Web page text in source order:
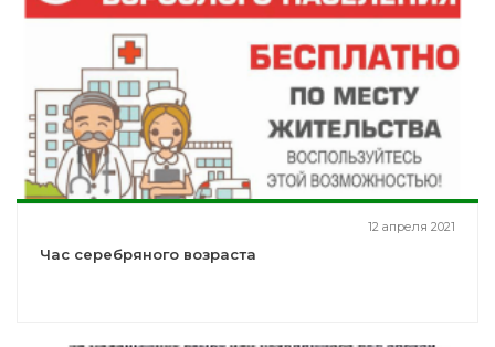
12 апреля 2021
Час серебряного возраста